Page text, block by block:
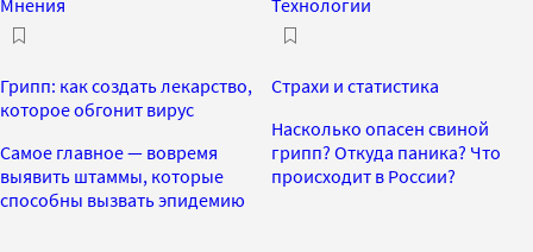
Грипп: как создать лекарство,
которое обгонит вирус
Самое главное — вовремя
выявить штаммы, которые
способны вызвать эпидемию
Страхи и статистика
Насколько опасен свиной
грипп? Откуда паника? Что
происходит в России?